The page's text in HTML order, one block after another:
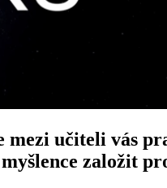
učiteli vás
založit